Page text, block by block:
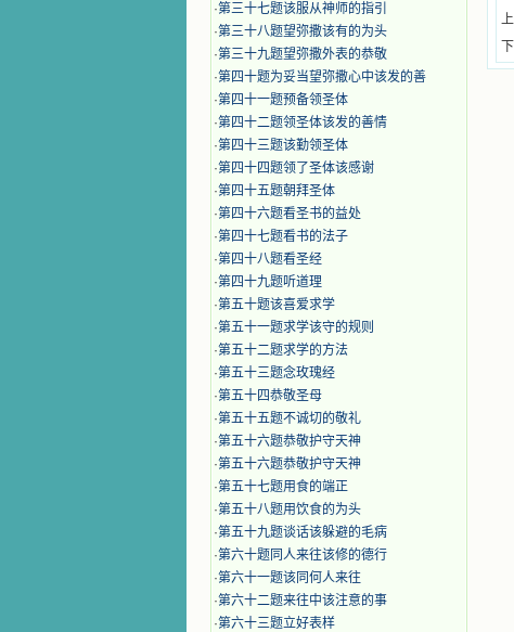
·第三十七题该服从神师的指引
·第三十八题望弥撒该有的为头
·第三十九题望弥撒外表的恭敬
·第四十题为妥当望弥撒心中该发的善
·第四十一题预备领圣体
·第四十二题领圣体该发的善情
·第四十三题该勤领圣体
·第四十四题领了圣体该感谢
·第四十五题朝拜圣体
·第四十六题看圣书的益处
·第四十七题看书的法子
·第四十八题看圣经
·第四十九题听道理
·第五十题该喜爱求学
·第五十一题求学该守的规则
·第五十二题求学的方法
·第五十三题念玫瑰经
·第五十四恭敬圣母
·第五十五题不诚切的敬礼
·第五十六题恭敬护守天神
·第五十六题恭敬护守天神
·第五十七题用食的端正
·第五十八题用饮食的为头
·第五十九题谈话该躲避的毛病
·第六十题同人来往该修的德行
·第六十一题该同何人来往
·第六十二题来往中该注意的事
·第六十三题立好表样